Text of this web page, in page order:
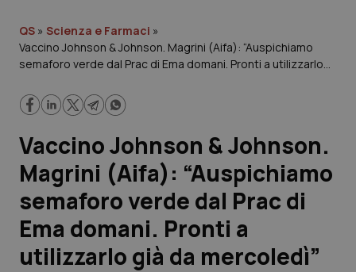
Governo e Parlamento
Regioni e Asl
Lavoro e Professioni
Scienza e Farmaci
Studi e Analisi
Lettere al direttore
QS » Scienza e Farmaci »
Vaccino Johnson & Johnson. Magrini (Aifa): “Auspichiamo
semaforo verde dal Prac di Ema domani. Pronti a utilizzarlo
Vaccino Johnson & Johnson.
Magrini (Aifa): “Auspichiamo
semaforo verde dal Prac di
Ema domani. Pronti a
utilizzarlo già da mercoledì”